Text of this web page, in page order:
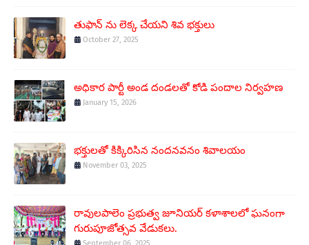
తుఫాన్ ను లెక్క చేయని శివ భక్తులు
October 27, 2025
అధికార పార్టీ అండ దండలతో కోడి పందాల నిర్వహణ
January 15, 2026
భక్తులతో కిక్కిరిసిన నందనవనం శివాలయం
November 03, 2025
రావులపాలెం ప్రభుత్వ జూనియర్ కళాశాలలో ఘనంగా
గురుపూజోత్సవ వేడుకలు.